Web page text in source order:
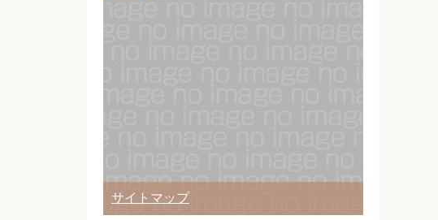
サイトマップ